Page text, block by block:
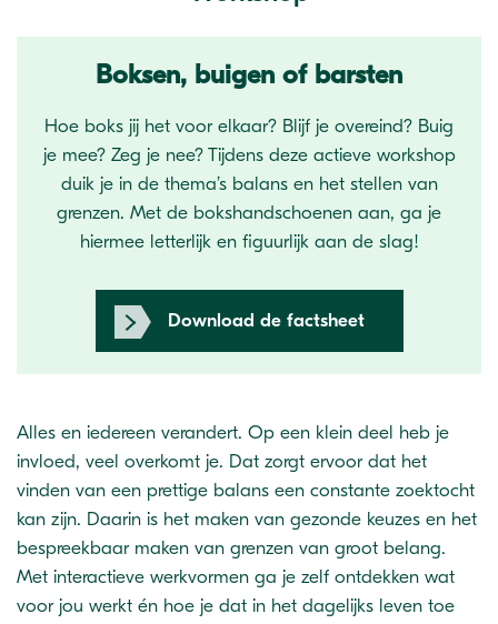
Boksen, buigen of barsten
Hoe boks jij het voor elkaar? Blijf je overeind? Buig
je mee? Zeg je nee? Tijdens deze actieve workshop
duik je in de thema’s balans en het stellen van
grenzen. Met de bokshandschoenen aan, ga je
hiermee letterlijk en figuurlijk aan de slag!
Download de factsheet
Alles en iedereen verandert. Op een klein deel heb je
invloed, veel overkomt je. Dat zorgt ervoor dat het
vinden van een prettige balans een constante zoektocht
kan zijn. Daarin is het maken van gezonde keuzes en het
bespreekbaar maken van grenzen van groot belang.
Met interactieve werkvormen ga je zelf ontdekken wat
voor jou werkt én hoe je dat in het dagelijks leven toe